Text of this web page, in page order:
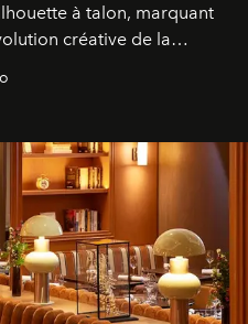
à talon, marquant
créative de la